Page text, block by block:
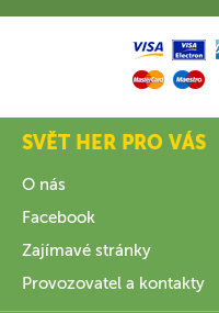
SVĚT HER PRO VÁS
O nás
Facebook
Zajímavé stránky
Provozovatel a kontakty